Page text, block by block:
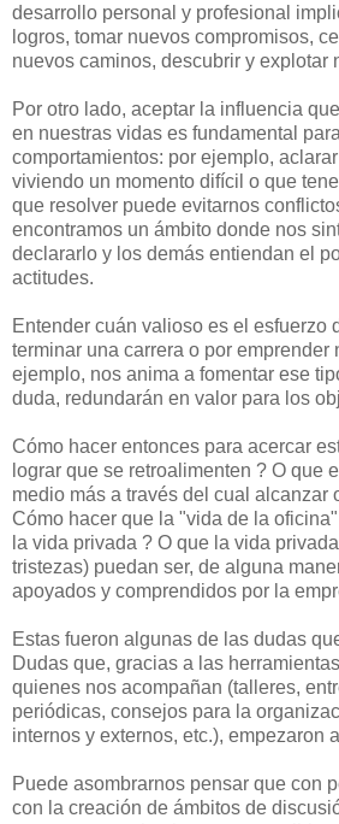
desarrollo personal y profesional
logros, tomar nuevos compromisos,
nuevos caminos, descubrir y explotar
Por otro lado, aceptar la influencia
en nuestras vidas es fundamental
comportamientos: por ejemplo,
viviendo un momento difícil o que
que resolver puede evitarnos
encontramos un ámbito donde nos
declararlo y los demás entiendan el
actitudes.
Entender cuán valioso es el esfuerzo
terminar una carrera o por emprender
ejemplo, nos anima a fomentar ese
duda, redundarán en valor para los
Cómo hacer entonces para acercar
lograr que se retroalimenten ? O que
medio más a través del cual alcanzar
Cómo hacer que la "vida de la
la vida privada ? O que la vida
tristezas) puedan ser, de alguna
apoyados y comprendidos por la
Estas fueron algunas de las dudas
Dudas que, gracias a las
quienes nos acompañan (talleres,
periódicas, consejos para la
internos y externos, etc.), empezaron
Puede asombrarnos pensar que con
con la creación de ámbitos de